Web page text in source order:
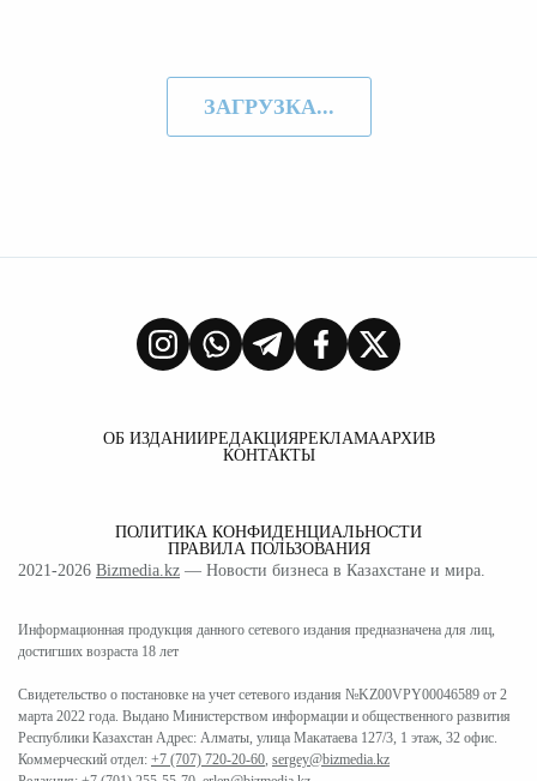
ЗАГРУЗКА...
ОБ ИЗДАНИИРЕДАКЦИЯРЕКЛАМААРХИВ
КОНТАКТЫ
ПОЛИТИКА КОНФИДЕНЦИАЛЬНОСТИ
ПРАВИЛА ПОЛЬЗОВАНИЯ
2021-2026 Bizmedia.kz — Новости бизнеса в Казахстане и мира.
Информационная продукция данного сетевого издания предназначена для лиц,
достигших возраста 18 лет
Свидетельство о постановке на учет сетевого издания №KZ00VPY00046589 от 2
марта 2022 года. Выдано Министерством информации и общественного развития
Республики Казахстан Адрес: Алматы, улица Макатаева 127/3, 1 этаж, 32 офис.
Коммерческий отдел: +7 (707) 720-20-60, sergey@bizmedia.kz